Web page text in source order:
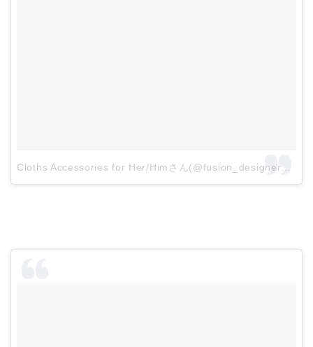
Cloths Accessories for Her/Himさん(@fusion_designer_hub)がシェアした投稿